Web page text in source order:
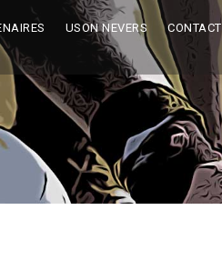
USON NEVERS CONTACT